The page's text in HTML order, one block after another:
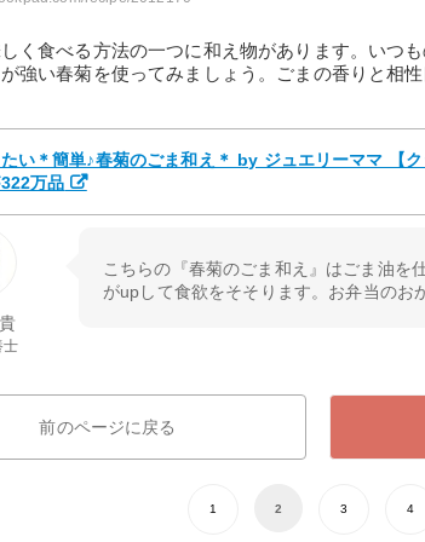
く食べる方法の一つに和え物があります。いつ
強い春菊を使ってみましょう。ごまの香りと相
い＊簡単♪春菊のごま和え＊ by ジュエリーママ 【
万品
士
こちらの『春菊のごま和え』はごま油を
がupして食欲をそそります。お弁当のお
前のページに戻る
1 2 3 4